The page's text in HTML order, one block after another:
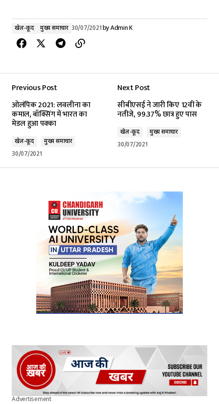
खेल-कूद मुख्य समाचार 30/07/2021byAdmin K
Previous Post
ओलंपिक 2021: लवलीना का
कमाल, बॉक्सिंग में भारत का
मेडल हुआ पक्का
खेल-कूद
मुख्य समाचार
30/07/2021
Next Post
सीबीएसई ने जारी किए 12वीं के
नतीजे, 99.37% छात्र हुए पास
खेल-कूद
मुख्य समाचार
30/07/2021
Advertisement